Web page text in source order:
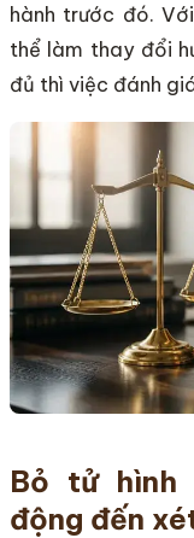
hành trước đó.
thể làm thay đổi
đủ thì việc đánh
Bỏ tử
động đến